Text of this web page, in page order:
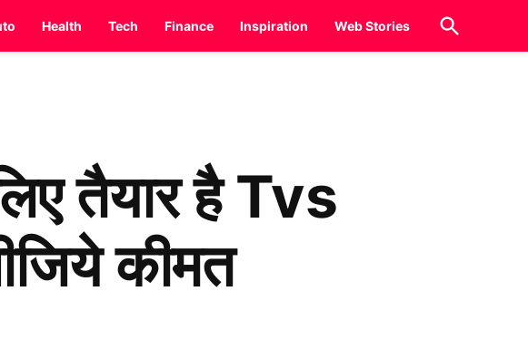
Health Tech Finance Inspiration Web Stories
Open
Search
तैयार है Tvs
कीमत